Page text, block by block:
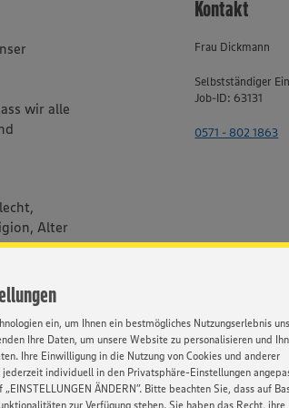
ein, um Ihnen ein bestmögliches Nutzungserlebnis
Ihre Daten, um unsere Website zu personalisieren und
Ihre Einwilligung in die Nutzung von Cookies und anderer
individuell in den Privatsphäre-Einstellungen
ÄNDERN”. Bitte beachten Sie, dass auf
zur Verfügung stehen. Sie haben das Recht, ihre
wir alle
Alter
Kontakt
Frau Dickmann
Selbstständiger
Job-ID: 63131
0571 - 802 1863